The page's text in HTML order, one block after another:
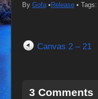
By Gofa•Release • Tags:
Canvas 2 – 21
3 Comments